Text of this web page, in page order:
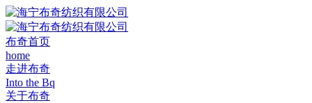
布奇首页
home
走进布奇
Into the Bq
关于布奇